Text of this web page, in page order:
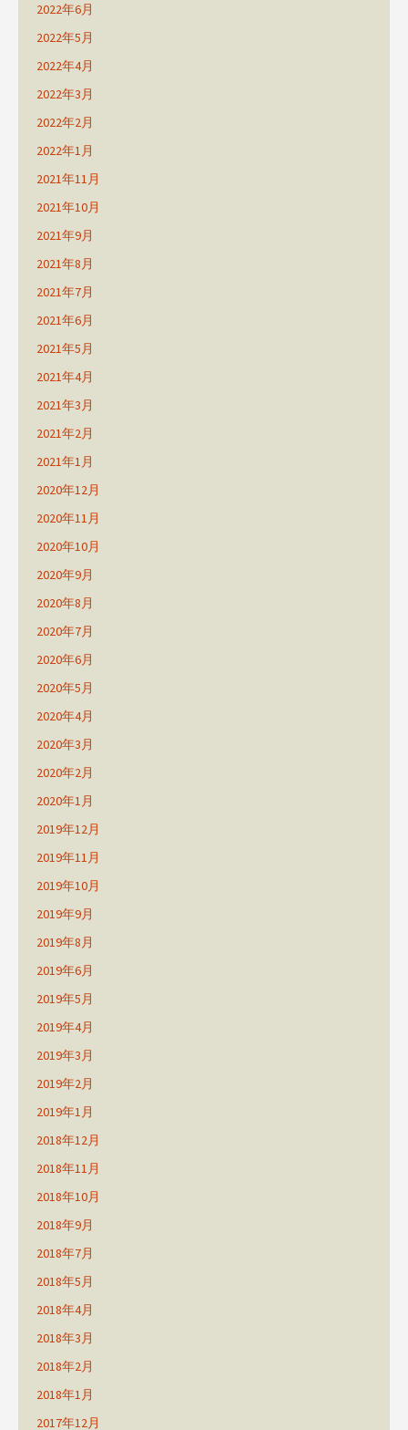
2022年6月
2022年5月
2022年4月
2022年3月
2022年2月
2022年1月
2021年11月
2021年10月
2021年9月
2021年8月
2021年7月
2021年6月
2021年5月
2021年4月
2021年3月
2021年2月
2021年1月
2020年12月
2020年11月
2020年10月
2020年9月
2020年8月
2020年7月
2020年6月
2020年5月
2020年4月
2020年3月
2020年2月
2020年1月
2019年12月
2019年11月
2019年10月
2019年9月
2019年8月
2019年6月
2019年5月
2019年4月
2019年3月
2019年2月
2019年1月
2018年12月
2018年11月
2018年10月
2018年9月
2018年7月
2018年5月
2018年4月
2018年3月
2018年2月
2018年1月
2017年12月